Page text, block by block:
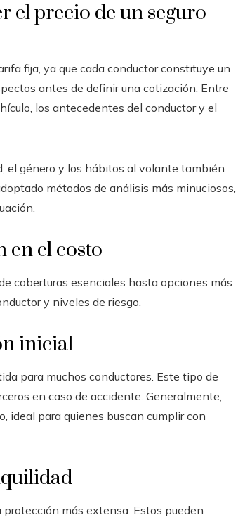
el precio de un seguro
fija, ya que cada conductor constituye un
antes de definir una cotización. Entre
los antecedentes del conductor y el
el género y los hábitos al volante también
métodos de análisis más minuciosos,
en el costo
coberturas esenciales hasta opciones más
y niveles de riesgo.
inicial
para muchos conductores. Este tipo de
en caso de accidente. Generalmente,
ideal para quienes buscan cumplir con
más extensa. Estos pueden